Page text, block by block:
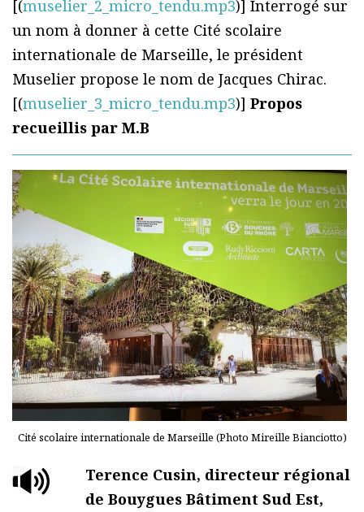
[(muselier_2_micro_tendu.mp3)] Interrogé sur
un nom à donner à cette Cité scolaire
internationale de Marseille, le président
Muselier propose le nom de Jacques Chirac.
[(muselier_3_micro_tendu.mp3)] Propos
recueillis par M.B
Cité scolaire internationale de Marseille (Photo Mireille Bianciotto)
Terence Cusin, directeur régional
de Bouygues Bâtiment Sud Est,